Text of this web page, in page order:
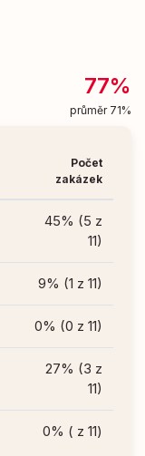
77%
průměr 71%
Počet
zakázek
45% (5 z
11)
9% (1 z 11)
0% (0 z 11)
27% (3 z
11)
0% ( z 11)